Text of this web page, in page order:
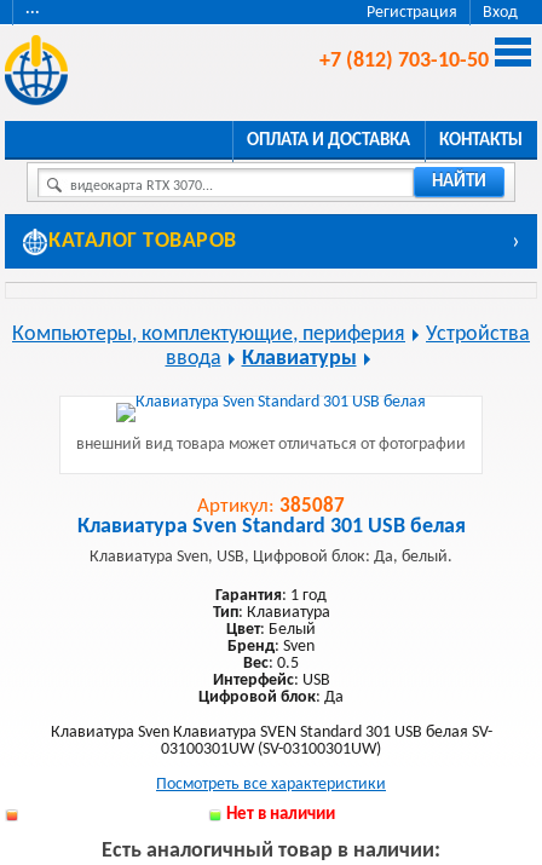
Регистрация Вход
···
+7 (812) 703-10-50
ОПЛАТА И ДОСТАВКА КОНТАКТЫ
видеокарта RTX 3070... НАЙТИ
КАТАЛОГ ТОВАРОВ ›
Компьютеры, комплектующие, периферия
Устройства
ввода
Клавиатуры
внешний вид товара может отличаться от фотографии
Артикул: 385087
Клавиатура Sven Standard 301 USB белая
Клавиатура Sven, USB, Цифровой блок: Да, белый.
Гарантия: 1 год
Тип: Клавиатура
Цвет: Белый
Бренд: Sven
Вес: 0.5
Интерфейс: USB
Цифровой блок: Да
Клавиатура Sven Клавиатура SVEN Standard 301 USB белая SV-
03100301UW (SV-03100301UW)
Посмотреть все характеристики
Нет в наличии
Есть аналогичный товар в наличии: